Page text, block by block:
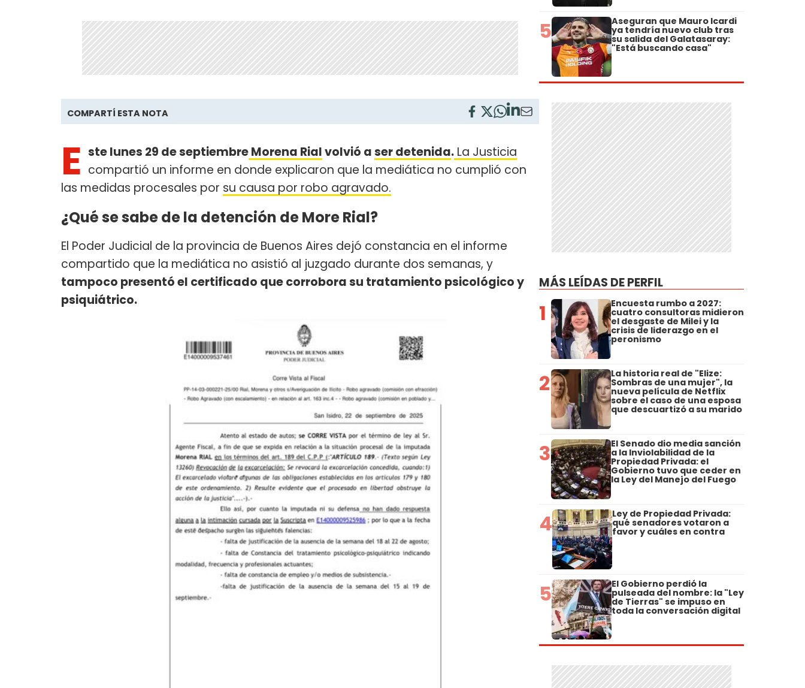
COMPARTÍ ESTA NOTA
E ste lunes 29 de septiembreMorena Rialvolvió aser detenida. La Justicia
compartió un informe en donde explicaron que la mediática no cumplió con
las medidas procesales por su causa por robo agravado.
¿Qué se sabe de la detención de More Rial?
El Poder Judicial de la provincia de Buenos Aires dejó constancia en el informe
compartido que la mediática no asistió al juzgado durante dos semanas, y
tampoco presentó el certificado que corrobora su tratamiento psicológico y
psiquiátrico.
5 Aseguran que Mauro Icardi
ya tendría nuevo club tras
su salida del Galatasaray:
"Está buscando casa"
MÁS LEÍDAS DE PERFIL
1 Encuesta rumbo a 2027:
cuatro consultoras midieron
el desgaste de Milei y la
crisis de liderazgo en el
peronismo
2 La historia real de "Elize:
Sombras de una mujer", la
nueva película de Netflix
sobre el caso de una esposa
que descuartizó a su marido
3 El Senado dio media sanción
a la Inviolabilidad de la
Propiedad Privada: el
Gobierno tuvo que ceder en
la Ley del Manejo del Fuego
4 Ley de Propiedad Privada:
qué senadores votaron a
favor y cuáles en contra
5 El Gobierno perdió la
pulseada del nombre: la "Ley
de Tierras" se impuso en
toda la conversación digital